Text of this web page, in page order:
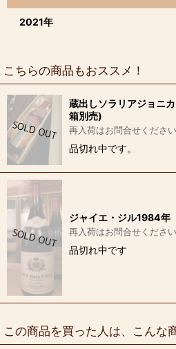
2021年
こちらの商品もおススメ！
蔵出しソラリアジョニ
箱別売)
再入荷はお問合せください
品切れ中です。
ジャイエ・ジル1984年
再入荷はお問合せください
品切れ中です
この商品を買った人は、こんな